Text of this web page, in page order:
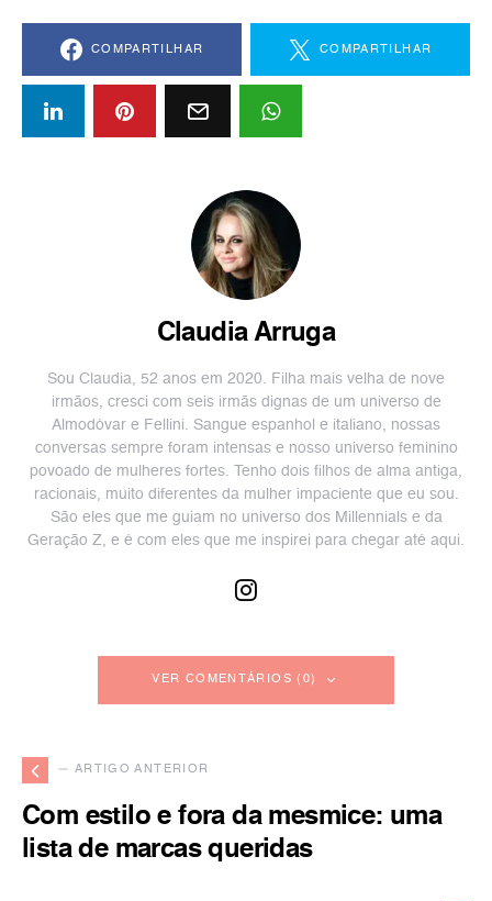
COMPARTILHAR COMPARTILHAR
Claudia Arruga
Sou Claudia, 52 anos em 2020. Filha mais velha de nove
irmãos, cresci com seis irmãs dignas de um universo de
Almodóvar e Fellini. Sangue espanhol e italiano, nossas
conversas sempre foram intensas e nosso universo feminino
povoado de mulheres fortes. Tenho dois filhos de alma antiga,
racionais, muito diferentes da mulher impaciente que eu sou.
São eles que me guiam no universo dos Millennials e da
Geração Z, e é com eles que me inspirei para chegar até aqui.
VER COMENTÁRIOS (0)
— ARTIGO ANTERIOR
Com estilo e fora da mesmice: uma
lista de marcas queridas